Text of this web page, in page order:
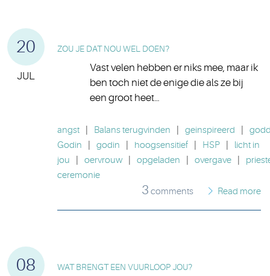
20
JUL
ZOU JE DAT NOU WEL DOEN?
Vast velen hebben er niks mee, maar ik
ben toch niet de enige die als ze bij
een groot heet…
angst Balans terugvinden geinspireerd
Godin
godin hoogsensitief HSP
licht in
jou
oervrouw opgeladen overgave
ceremonie
3 comments Read more
08 WAT BRENGT EEN VUURLOOP JOU?